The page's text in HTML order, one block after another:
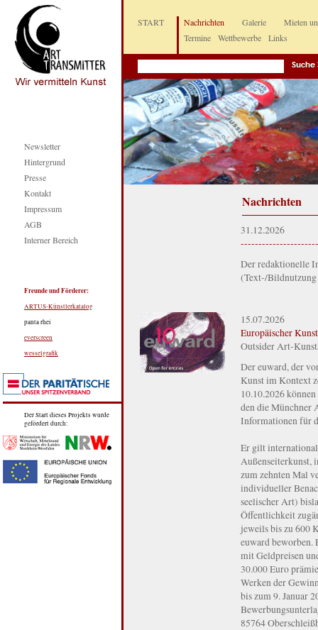
Newsletter
Hintergrund
Presse
Kontakt
Impressum
AGB
Interner Bereich
Freunde und Förderer:
ARTUS-Künstlerkatalog
panta rhei
everscreen
wesselgrafik
Der Start dieses Projekts wurde
gefördert durch:
START
Nachrichten
Termine
Wettbewerbe Links
Galerie Mieten
Nachrichten
31.12.2026
Der redaktionelle
(Text-/
15.07.2026
Europäischer
Outsider Art-
Der euward, der
Kunst im Kontext
10.10.2026
den die Münchner
Informationen für
Er gilt
Außenseiterkunst,
zum zehnten Mal
individueller
seelischer Art)
Öffentlichkeit
jeweils bis zu 600
euward
mit Geldpreisen
30.000 Euro
Werken der
bis zum 9. Januar
85764